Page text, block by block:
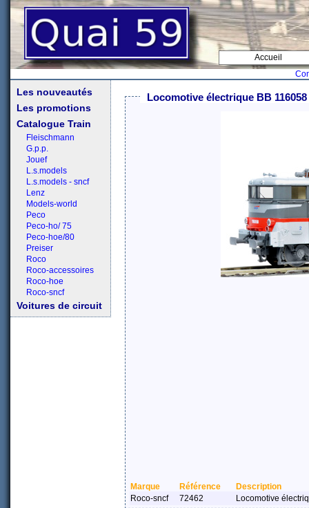
Accueil
Les nouveautés
Les promotions
Catalogue Train
Fleischmann
G.p.p.
Jouef
L.s.models
L.s.models - sncf
Lenz
Models-world
Peco
Peco-ho/ 75
Peco-hoe/80
Preiser
Roco
Roco-accessoires
Roco-hoe
Roco-sncf
Voitures de circuit
Locomotive électrique BB
Marque Référence
Description
Roco-sncf
72462 Locomotive